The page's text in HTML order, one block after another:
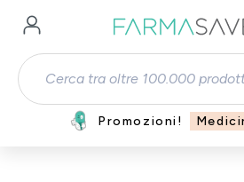
Passa al contenuto principale
Promozioni!